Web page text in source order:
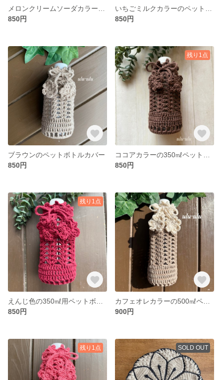
850円
850円
ブラウンのペットボトルカバー
850円
残り1点
850円
残り1点
850円
900円
残り1点 SOLD OUT